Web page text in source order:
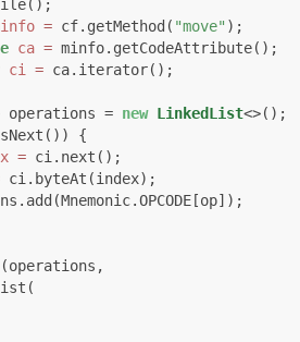
= cf.getMethod( "move"
ca =
ci = ca.iterator();
operations = new LinkedList
{
= ci.next();
ci.byteAt(index);